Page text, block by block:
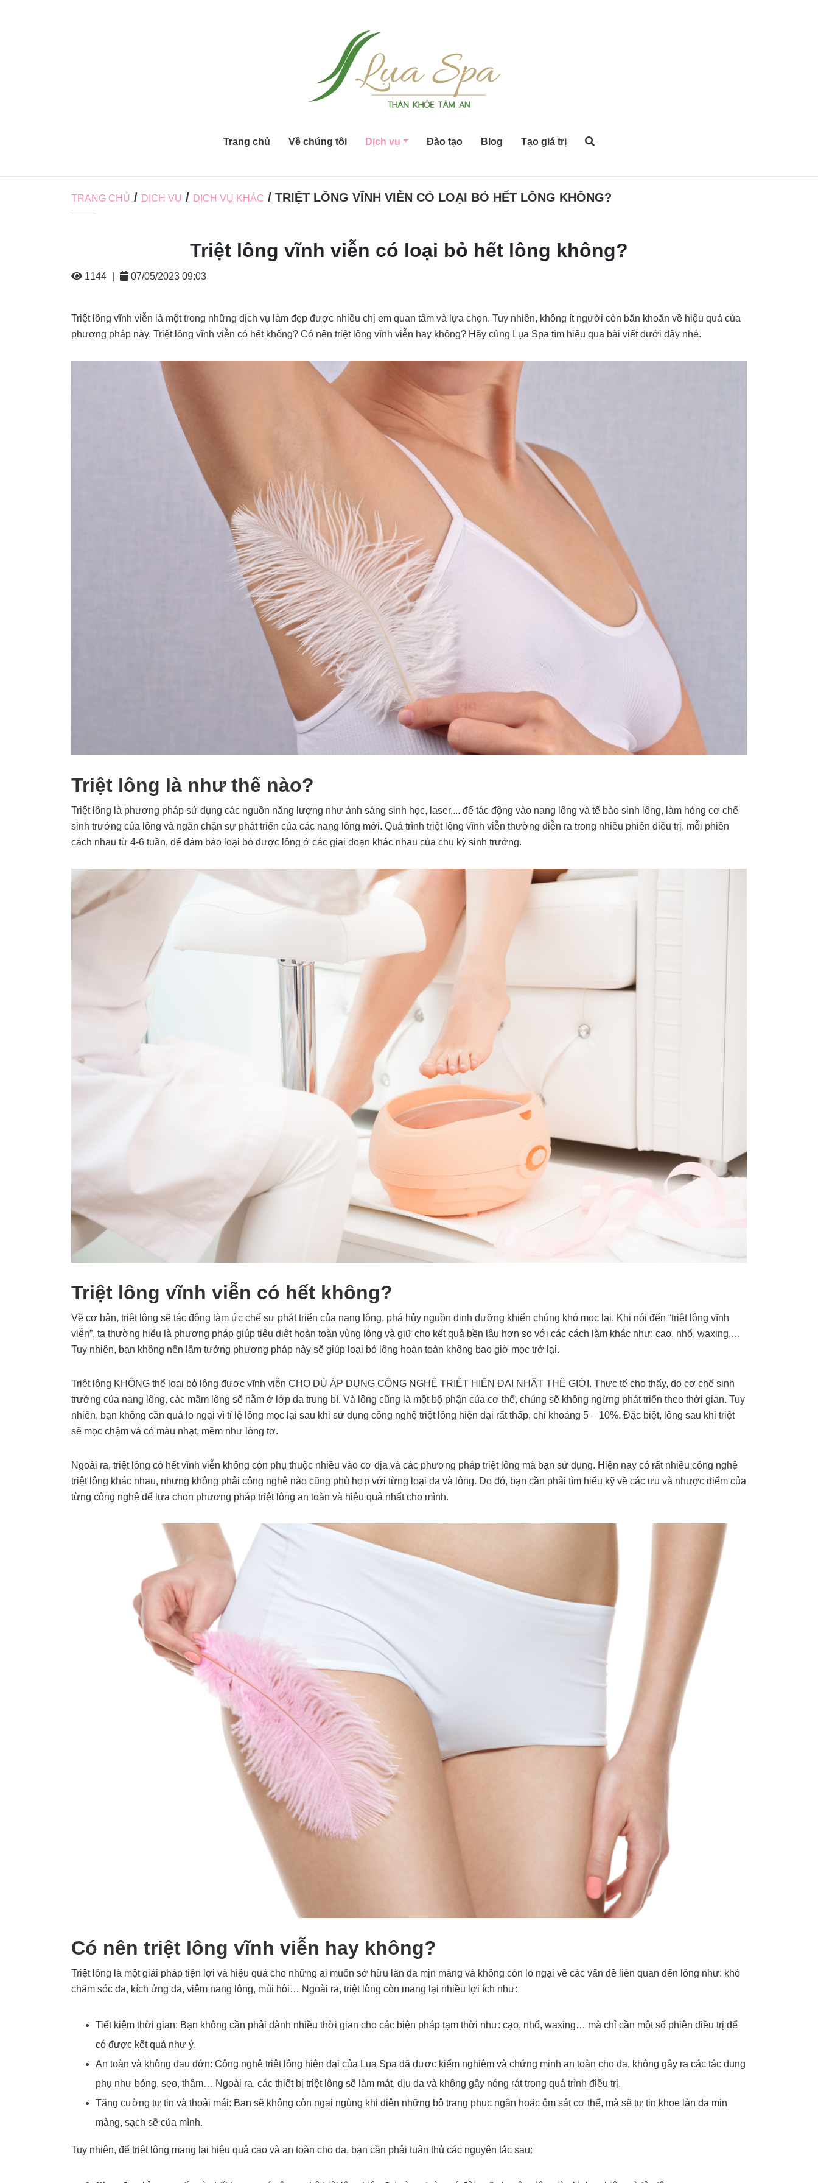
Trang chủ Về chúng tôi Dịch vụ Đào tạo Blog Tạo giá trị
TRANG CHỦ / DỊCH VỤ / DỊCH VỤ KHÁC / TRIỆT LÔNG VĨNH VIỄN CÓ LOẠI BỎ HẾT LÔNG KHÔNG?
Triệt lông vĩnh viễn có loại bỏ hết lông không?
1144 07/05/2023 09:03
Triệt lông vĩnh viễn là một trong những dịch vụ làm đẹp được nhiều chị em quan tâm và lựa chọn. Tuy nhiên, không ít người còn băn khoăn về hiệu quả của
phương pháp này. Triệt lông vĩnh viễn có hết không? Có nên triệt lông vĩnh viễn hay không? Hãy cùng Lụa Spa tìm hiểu qua bài viết dưới đây nhé.
Triệt lông là như thế nào?
Triệt lông là phương pháp sử dụng các nguồn năng lượng như ánh sáng sinh học, laser,... để tác động vào nang lông và tế bào sinh lông, làm hỏng cơ chế
sinh trưởng của lông và ngăn chặn sự phát triển của các nang lông mới. Quá trình triệt lông vĩnh viễn thường diễn ra trong nhiều phiên điều trị, mỗi phiên
cách nhau từ 4-6 tuần, để đảm bảo loại bỏ được lông ở các giai đoạn khác nhau của chu kỳ sinh trưởng.
Triệt lông vĩnh viễn có hết không?
Về cơ bản, triệt lông sẽ tác động làm ức chế sự phát triển của nang lông, phá hủy nguồn dinh dưỡng khiến chúng khó mọc lại. Khi nói đến “triệt lông vĩnh
viễn”, ta thường hiểu là phương pháp giúp tiêu diệt hoàn toàn vùng lông và giữ cho kết quả bền lâu hơn so với các cách làm khác như: cạo, nhổ, waxing,…
Tuy nhiên, bạn không nên lầm tưởng phương pháp này sẽ giúp loại bỏ lông hoàn toàn không bao giờ mọc trở lại.
Triệt lông KHÔNG thể loại bỏ lông được vĩnh viễn CHO DÙ ÁP DỤNG CÔNG NGHỆ TRIỆT HIỆN ĐẠI NHẤT THẾ GIỚI. Thực tế cho thấy, do cơ chế sinh
trưởng của nang lông, các mầm lông sẽ nằm ở lớp da trung bì. Và lông cũng là một bộ phận của cơ thể, chúng sẽ không ngừng phát triển theo thời gian. Tuy
nhiên, bạn không cần quá lo ngại vì tỉ lệ lông mọc lại sau khi sử dụng công nghệ triệt lông hiện đại rất thấp, chỉ khoảng 5 – 10%. Đặc biệt, lông sau khi triệt
sẽ mọc chậm và có màu nhạt, mềm như lông tơ.
Ngoài ra, triệt lông có hết vĩnh viễn không còn phụ thuộc nhiều vào cơ địa và các phương pháp triệt lông mà bạn sử dụng. Hiện nay có rất nhiều công nghệ
triệt lông khác nhau, nhưng không phải công nghệ nào cũng phù hợp với từng loại da và lông. Do đó, bạn cần phải tìm hiểu kỹ về các ưu và nhược điểm của
từng công nghệ để lựa chọn phương pháp triệt lông an toàn và hiệu quả nhất cho mình.
Có nên triệt lông vĩnh viễn hay không?
Triệt lông là một giải pháp tiện lợi và hiệu quả cho những ai muốn sở hữu làn da mịn màng và không còn lo ngại về các vấn đề liên quan đến lông như: khó
chăm sóc da, kích ứng da, viêm nang lông, mùi hôi… Ngoài ra, triệt lông còn mang lại nhiều lợi ích như:
Tiết kiệm thời gian: Bạn không cần phải dành nhiều thời gian cho các biện pháp tạm thời như: cạo, nhổ, waxing… mà chỉ cần một số phiên điều trị để
có được kết quả như ý.
An toàn và không đau đớn: Công nghệ triệt lông hiện đại của Lụa Spa đã được kiểm nghiệm và chứng minh an toàn cho da, không gây ra các tác dụng
phụ như bỏng, sẹo, thâm… Ngoài ra, các thiết bị triệt lông sẽ làm mát, dịu da và không gây nóng rát trong quá trình điều trị.
Tăng cường tự tin và thoải mái: Bạn sẽ không còn ngại ngùng khi diện những bộ trang phục ngắn hoặc ôm sát cơ thể, mà sẽ tự tin khoe làn da mịn
màng, sạch sẽ của mình.
Tuy nhiên, để triệt lông mang lại hiệu quả cao và an toàn cho da, bạn cần phải tuân thủ các nguyên tắc sau: